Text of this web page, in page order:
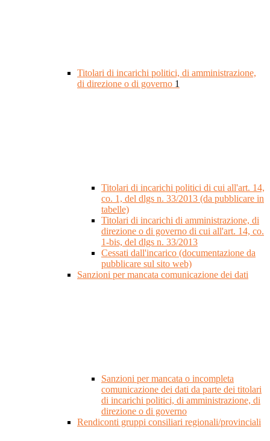
Titolari di incarichi politici, di amministrazione,
di direzione o di governo 1
Titolari di incarichi politici di cui all'art. 14,
co. 1, del dlgs n. 33/2013 (da pubblicare in
tabelle)
Titolari di incarichi di amministrazione, di
direzione o di governo di cui all'art. 14, co.
1-bis, del dlgs n. 33/2013
Cessati dall'incarico (documentazione da
pubblicare sul sito web)
Sanzioni per mancata comunicazione dei dati
Sanzioni per mancata o incompleta
comunicazione dei dati da parte dei titolari
di incarichi politici, di amministrazione, di
direzione o di governo
Rendiconti gruppi consiliari regionali/provinciali